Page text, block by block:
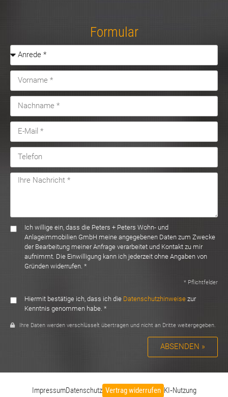
ImpressumDatenschutz Vertrag widerrufen KI‑Nutzung
Formular
Ich willige ein, dass die Peters + Peters Wohn- und
Anlageimmobilien GmbH meine angegebenen Daten zum Zwecke
der Bearbeitung meiner Anfrage verarbeitet und Kontakt zu mir
aufnimmt. Die Einwilligung kann ich jederzeit ohne Angaben von
Gründen widerrufen. *
* Pflichtfelder
Hiermit bestätige ich, dass ich die Datenschutzhinweise zur
Kenntnis genommen habe. *
Ihre Daten werden verschlüsselt übertragen und nicht an Dritte weitergegeben.
ABSENDEN »